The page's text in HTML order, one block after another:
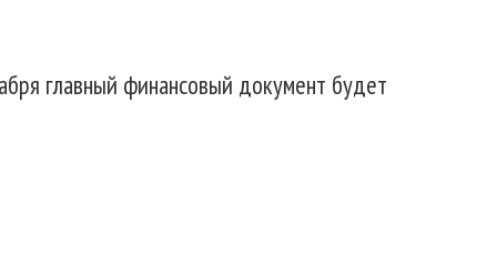
главный финансовый документ будет